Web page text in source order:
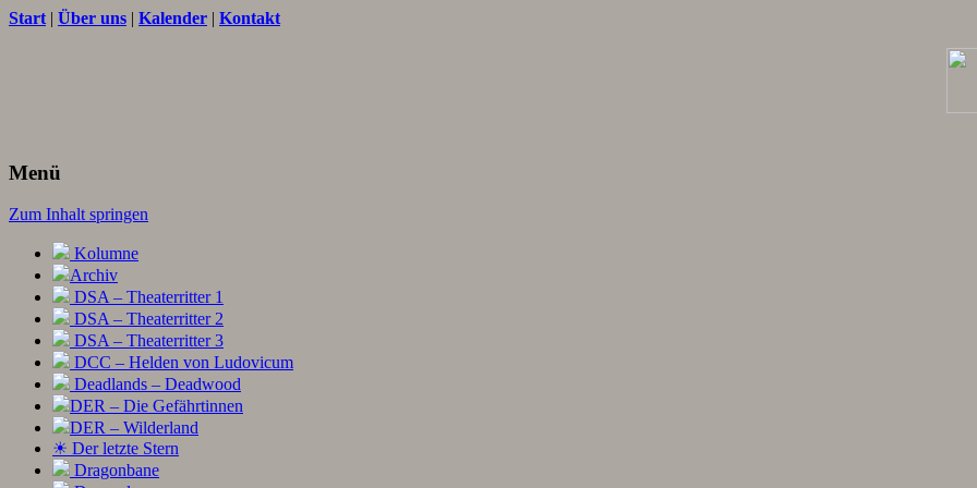
Start | Über uns | Kalender | Kontakt
Menü
Zum Inhalt springen
Kolumne
Archiv
DSA – Theaterritter 1
DSA – Theaterritter 2
DSA – Theaterritter 3
DCC – Helden von Ludovicum
Deadlands – Deadwood
DER – Die Gefährtinnen
DER – Wilderland
☀ Der letzte Stern
Dragonbane